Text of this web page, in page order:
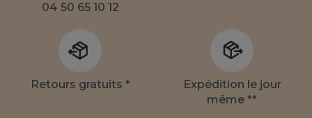
04 50 65 10 12
Retours gratuits *
Expédition le jour
même **